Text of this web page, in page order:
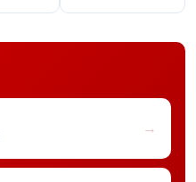
→